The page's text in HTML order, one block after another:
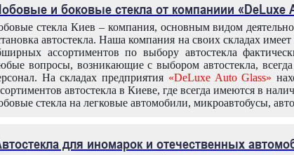
и боковые стекла от компаниии «DeLuxe
стекла Киев – компания, основным видом
автостекла. Наша компания на своих складах
ассортиментов по выбору автостекла
вопросы, возникающие с выбором автостекла,
На складах предприятия «DeLuxe Auto Glass»
автостекла в Киеве, где всегда имеются в
стекла на легковые автомобили, микроавтобусы,
для иномарок и отечественных